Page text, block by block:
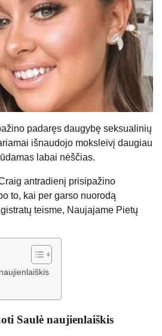
padaręs daugybę seksualinių
išnaudojo moksleivį daugiau
labai nėščias.
antradienį prisipažino
to, kai per garso nuorodą
teisme, Naujajame Pietų
Saulėnaujienlaiškis